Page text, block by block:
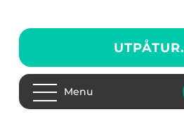
UTPÅTUR.
Menu